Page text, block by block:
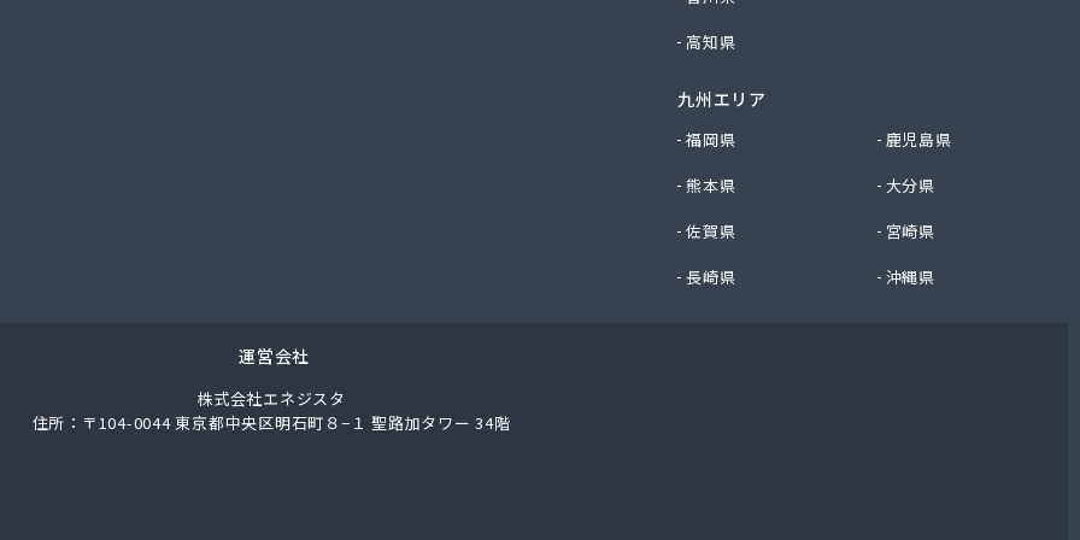
トーエル 川越営業所
高知県
九州エリア
福岡県
鹿児島県
熊本県
大分県
佐賀県
宮崎県
長崎県
沖縄県
運営会社
株式会社エネジスタ
住所：〒104-0044 東京都中央区明石町８−１ 聖路加タワー 34階